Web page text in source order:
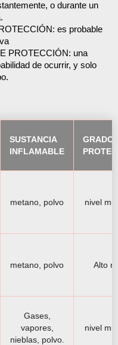
o durante un
es probable
PROTECCIÓN: una
de ocurrir, y solo
SUSTANCIA
INFLAMABLE
GRADO
metano, polvo nivel
metano, polvo Alto
Gases,
vapores,
nieblas, polvo.
nivel